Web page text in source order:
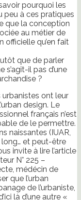
pourquoi les
peu à ces pratiques
que la conception
au métier de
officielle qu’en fait
que de parler
s’agit-il pas d’une
?
ont leur
design. Le
français n’est
de le permettre.
naissantes (IUAR,
long… et peut-être
invite à lire l’article
N° 225 –
médécin de
que l’urban
de l’urbaniste,
là d’une autre «